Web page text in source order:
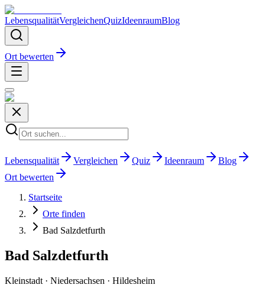
LebensqualitätVergleichenQuizIdeenraumBlog
Ort bewerten
Lebensqualität Vergleichen Quiz Ideenraum
Blog
Ort bewerten
Startseite
Orte finden
Bad Salzdetfurth
Bad Salzdetfurth
Kleinstadt · Niedersachsen · Hildesheim